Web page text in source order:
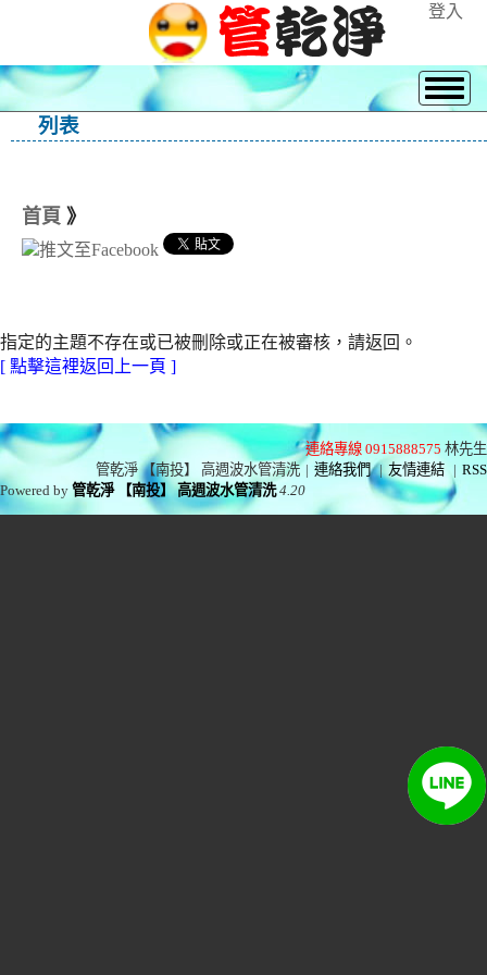
登入
列表
首頁 》
指定的主題不存在或已被刪除或正在被審核，請返回。
[ 點擊這裡返回上一頁 ]
連絡專線 0915888575 林先生
管乾淨 【南投】 高週波水管清洗 | 連絡我們 | 友情連結 | RSS
Powered by管乾淨 【南投】 高週波水管清洗 4.20